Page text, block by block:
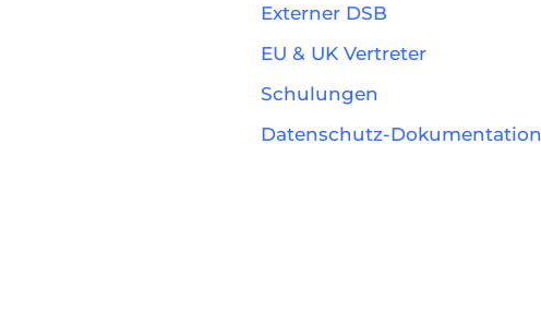
Externer DSB
EU & UK Vertreter
Schulungen
Datenschutz-Dokumentation